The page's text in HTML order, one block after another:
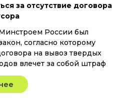
за отсутствие договора
России был
согласно которому
на вывоз твердых
влечет за собой штраф